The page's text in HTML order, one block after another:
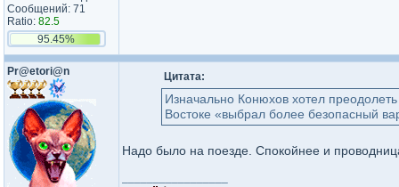
Сообщений: 71
Ratio: 82.5
95.45%
Pr@etori@n Цитата:
Изначально Конюхов хотел
Востоке «выбрал более безопасный
Надо было на поезде. Спокойнее и